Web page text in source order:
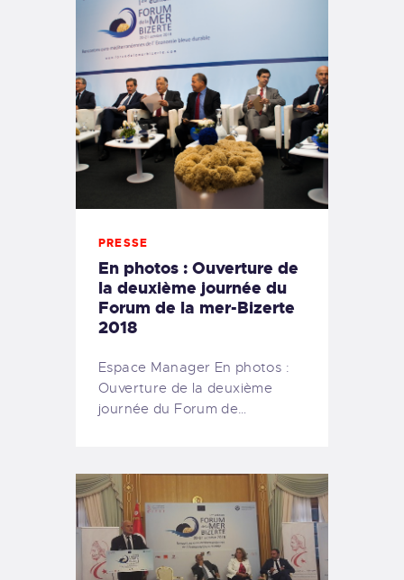
PRESSE
En photos : Ouverture de
la deuxième journée du
Forum de la mer-Bizerte
2018
Espace Manager En photos :
Ouverture de la deuxième
journée du Forum de…